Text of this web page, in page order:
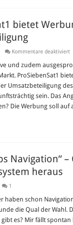
bietet
Kommentare deaktiviertfür
und zudem
ProSiebenSat1
Umsatzbeteiligung
sein. Das
Die Werbung soll auf
Navigation“
heraus
1
haben schon
die Qual der Wahl.
gibt es? Mir fällt